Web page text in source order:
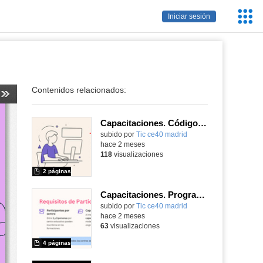
Iniciar sesión
Contenidos relacionados:
Capacitaciones. Código Escuela 4.0_Madrid
subido por Tic ce40 madrid
2 páginas
hace 2 meses
118visualizaciones
Capacitaciones. Programa Código Escuela 4.0_Madrid
subido por Tic ce40 madrid
4 páginas
hace 2 meses
63visualizaciones